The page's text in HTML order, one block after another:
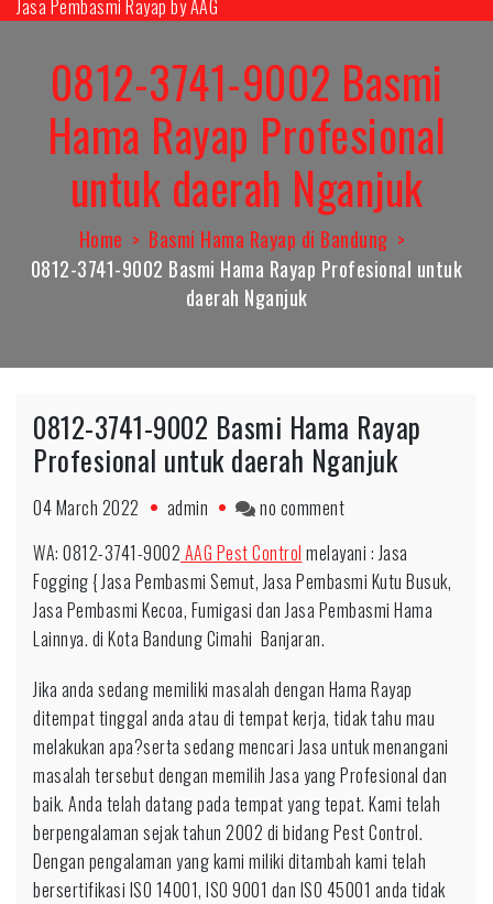
SkipJasa Pembasmi Rayap by AAG
0812-3741-9002 Basmi
Hama Rayap Profesional
untuk daerah Nganjuk
Home
Basmi Hama Rayap di Bandung
0812-3741-9002 Basmi Hama Rayap Profesional untuk
daerah Nganjuk
0812-3741-9002 Basmi Hama Rayap
Profesional untuk daerah Nganjuk
04 March 2022 admin no commenton
3741-
9002
Basmi
Rayap
Profesional
untuk
daerah
Nganjuk
WA: 0812-3741-9002 AAG Pest Control melayani : Jasa
Fogging { Jasa Pembasmi Semut, Jasa Pembasmi Kutu Busuk,
Jasa Pembasmi Kecoa, Fumigasi dan Jasa Pembasmi Hama
Lainnya. di Kota Bandung Cimahi Banjaran.
Jika anda sedang memiliki masalah dengan Hama Rayap
ditempat tinggal anda atau di tempat kerja, tidak tahu mau
melakukan apa?serta sedang mencari Jasa untuk menangani
masalah tersebut dengan memilih Jasa yang Profesional dan
baik. Anda telah datang pada tempat yang tepat. Kami telah
berpengalaman sejak tahun 2002 di bidang Pest Control.
Dengan pengalaman yang kami miliki ditambah kami telah
bersertifikasi ISO 14001, ISO 9001 dan ISO 45001 anda tidak